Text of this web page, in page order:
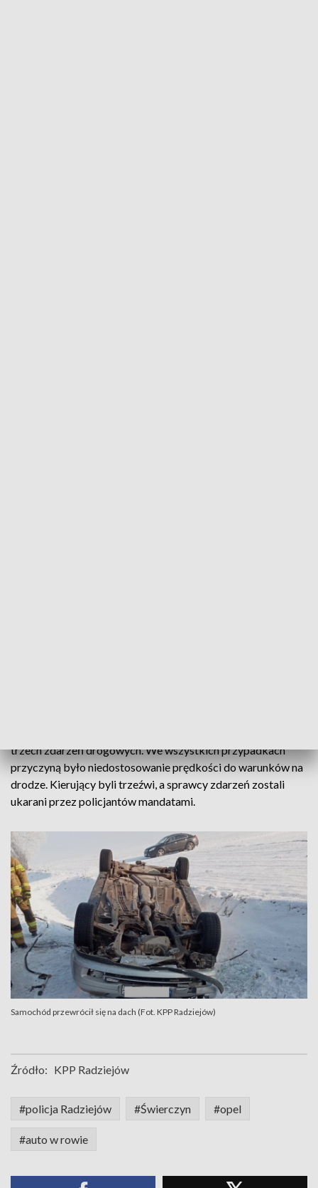
trzech zdarzeń drogowych. We wszystkich przypadkach
przyczyną było niedostosowanie prędkości do warunków na
drodze. Kierujący byli trzeźwi, a sprawcy zdarzeń zostali
ukarani przez policjantów mandatami.
Samochód przewrócił się na dach (Fot. KPP Radziejów)
Źródło: KPP Radziejów
#policja Radziejów #Świerczyn #opel
#auto w rowie